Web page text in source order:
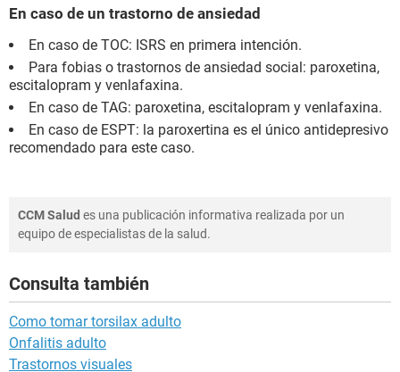
En caso de un trastorno de ansiedad
En caso de TOC: ISRS en primera intención.
Para fobias o trastornos de ansiedad social: paroxetina,
escitalopram y venlafaxina.
En caso de TAG: paroxetina, escitalopram y venlafaxina.
En caso de ESPT: la paroxertina es el único antidepresivo
recomendado para este caso.
CCM Salud es una publicación informativa realizada por un
equipo de especialistas de la salud.
Consulta también
Como tomar torsilax adulto
Onfalitis adulto
Trastornos visuales